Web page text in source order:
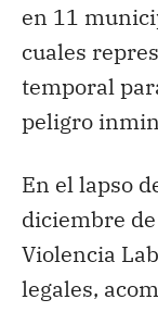
en 11
cuales
temporal
peligro
En el lapso
diciembre
Violencia
legales,